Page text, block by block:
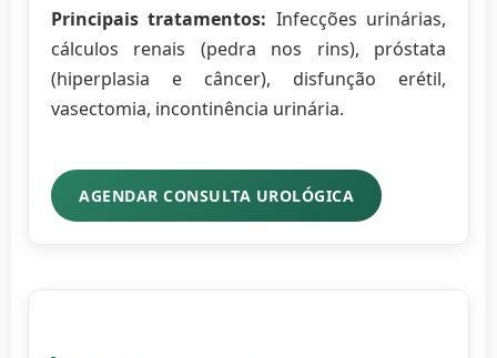
Principais tratamentos: Infecções urinárias,
cálculos renais (pedra nos rins), próstata
(hiperplasia e câncer), disfunção erétil,
vasectomia, incontinência urinária.
AGENDAR CONSULTA UROLÓGICA